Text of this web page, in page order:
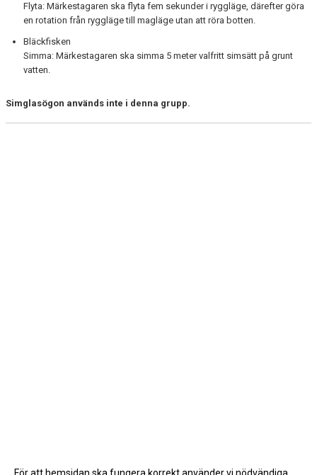
Flyta: Märkestagaren ska flyta fem sekunder i ryggläge, därefter göra
en rotation från ryggläge till magläge utan att röra botten.
Bläckfisken
Simma: Märkestagaren ska simma 5 meter valfritt simsätt på grunt
vatten.
Simglasögon används inte i denna grupp.